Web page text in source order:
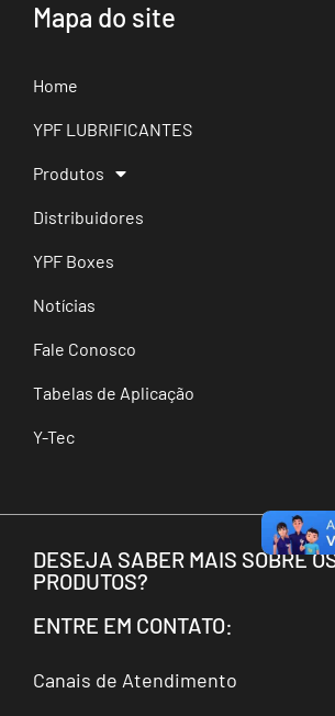
Mapa do site
Home
YPF LUBRIFICANTES
Produtos
Distribuidores
YPF Boxes
Notícias
Fale Conosco
Tabelas de Aplicação
Y-Tec
DESEJA SABER MAIS SOBRE
PRODUTOS?
ENTRE EM CONTATO:
Canais de Atendimento